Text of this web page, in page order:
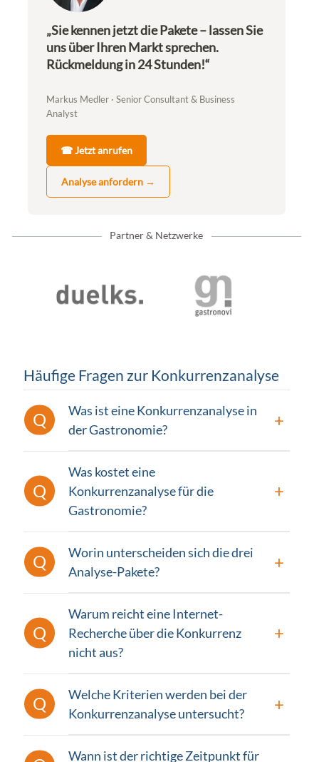
„Sie kennen jetzt die Pakete – lassen Sie
uns über Ihren Markt sprechen.
Rückmeldung in 24 Stunden!“
Markus Medler · Senior Consultant & Business
Analyst
☎ Jetzt anrufen
Analyse anfordern →
Partner & Netzwerke
Häufige Fragen zur Konkurrenzanalyse
Was ist eine Konkurrenzanalyse in
der Gastronomie?
Was kostet eine
Konkurrenzanalyse für die
Gastronomie?
Worin unterscheiden sich die drei
Analyse-Pakete?
Warum reicht eine Internet-
Recherche über die Konkurrenz
nicht aus?
Welche Kriterien werden bei der
Konkurrenzanalyse untersucht?
Wann ist der richtige Zeitpunkt für